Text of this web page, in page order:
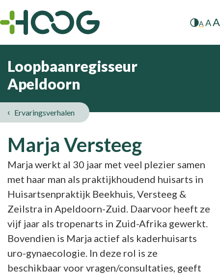
A AA
Loopbaanregisseur
Apeldoorn
Ervaringsverhalen
Marja Versteeg
Marja werkt al 30 jaar met veel plezier samen
met haar man als praktijkhoudend huisarts in
Huisartsenpraktijk Beekhuis, Versteeg &
Zeilstra in Apeldoorn-Zuid. Daarvoor heeft ze
vijf jaar als tropenarts in Zuid-Afrika gewerkt.
Bovendien is Marja actief als kaderhuisarts
uro-gynaecologie. In deze rol is ze
beschikbaar voor vragen/consultaties, geeft